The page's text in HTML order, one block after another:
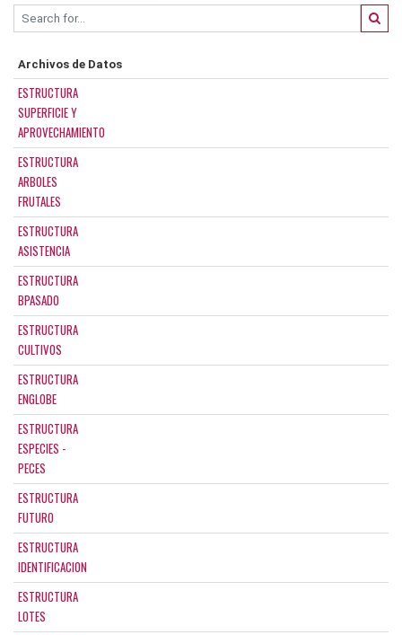
Archivos de Datos
ESTRUCTURA
SUPERFICIE Y
APROVECHAMIENTO
ESTRUCTURA
ARBOLES
FRUTALES
ESTRUCTURA
ASISTENCIA
ESTRUCTURA
BPASADO
ESTRUCTURA
CULTIVOS
ESTRUCTURA
ENGLOBE
ESTRUCTURA
ESPECIES -
PECES
ESTRUCTURA
FUTURO
ESTRUCTURA
IDENTIFICACION
ESTRUCTURA
LOTES